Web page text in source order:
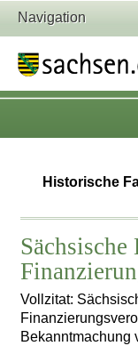
Navigation
Historische
Vollzitat:
Bekanntmachung